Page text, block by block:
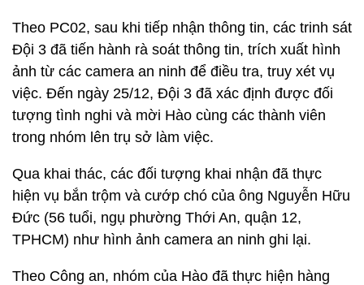
Theo PC02, sau khi tiếp nhận thông tin, các trinh sát
Đội 3 đã tiến hành rà soát thông tin, trích xuất hình
ảnh từ các camera an ninh để điều tra, truy xét vụ
việc. Đến ngày 25/12, Đội 3 đã xác định được đối
tượng tình nghi và mời Hào cùng các thành viên
trong nhóm lên trụ sở làm việc.
Qua khai thác, các đối tượng khai nhận đã thực
hiện vụ bắn trộm và cướp chó của ông Nguyễn Hữu
Đức (56 tuổi, ngụ phường Thới An, quận 12,
TPHCM) như hình ảnh camera an ninh ghi lại.
Theo Công an, nhóm của Hào đã thực hiện hàng